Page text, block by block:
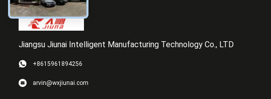
Jiangsu Jiunai Intelligent Manufacturing Technology Co., LTD
+8615961894256
arvin@wxjiunai.com